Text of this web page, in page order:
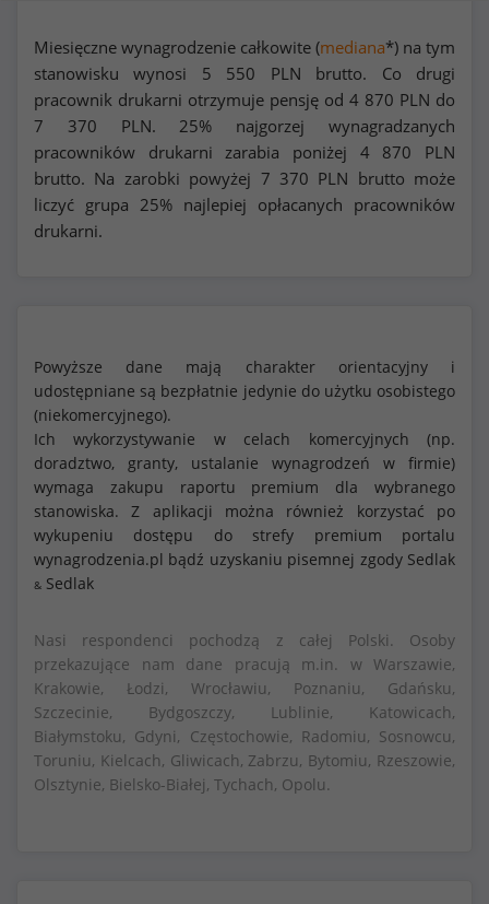
Miesięczne wynagrodzenie całkowite (mediana*) na tym
stanowisku wynosi 5 550 PLN brutto. Co drugi
pracownik drukarni otrzymuje pensję od 4 870 PLN do
7 370 PLN. 25% najgorzej wynagradzanych
pracowników drukarni zarabia poniżej 4 870 PLN
brutto. Na zarobki powyżej 7 370 PLN brutto może
liczyć grupa 25% najlepiej opłacanych pracowników
drukarni.
Powyższe dane mają charakter orientacyjny i
udostępniane są bezpłatnie jedynie do użytku osobistego
(niekomercyjnego).
Ich wykorzystywanie w celach komercyjnych (np.
doradztwo, granty, ustalanie wynagrodzeń w firmie)
wymaga zakupu raportu premium dla wybranego
stanowiska. Z aplikacji można również korzystać po
wykupeniu dostępu do strefy premium portalu
wynagrodzenia.pl bądź uzyskaniu pisemnej zgody Sedlak
& Sedlak
Nasi respondenci pochodzą z całej Polski. Osoby
przekazujące nam dane pracują m.in. w Warszawie,
Krakowie, Łodzi, Wrocławiu, Poznaniu, Gdańsku,
Szczecinie, Bydgoszczy, Lublinie, Katowicach,
Białymstoku, Gdyni, Częstochowie, Radomiu, Sosnowcu,
Toruniu, Kielcach, Gliwicach, Zabrzu, Bytomiu, Rzeszowie,
Olsztynie, Bielsko-Białej, Tychach, Opolu.